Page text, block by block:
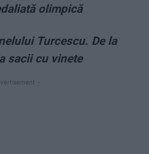
olimpică
Turcescu. De la
sacii cu vinete
-